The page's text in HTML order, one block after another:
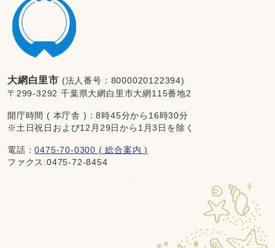
大網白里市 (法人番号：8000020122394)
〒299-3292 千葉県大網白里市大網115番地2
開庁時間 ( 本庁舎 )：8時45分から16時30分
※土日祝日および12月29日から1月3日を除く
電話：0475-70-0300 ( 総合案内 )
ファクス:0475-72-8454